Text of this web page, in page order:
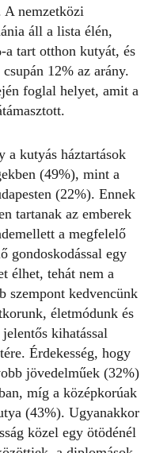
A nemzetközi
áll a lista élén,
a tart otthon kutyát, és
12% az arány.
foglal helyet, amit a
a kutyás háztartások
(49%), mint a
(22%). Ennek
tartanak az emberek
a megfelelő
gondoskodással egy
élhet, tehát nem a
szempont kedvencünk
életmódunk és
kihatással
Érdekesség, hogy
jövedelműek (32%)
míg a középkorúak
(43%). Ugyanakkor
közel egy ötödénél